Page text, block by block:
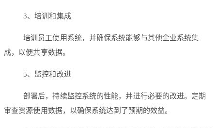
3、培训和集成
培训员工使用系统，并确保系统能够与其他企业系统集
成，以便共享数据。
5、监控和改进
部署后，持续监控系统的性能，并进行必要的改进。定期
审查资源使用数据，以确保系统达到了预期的效益。